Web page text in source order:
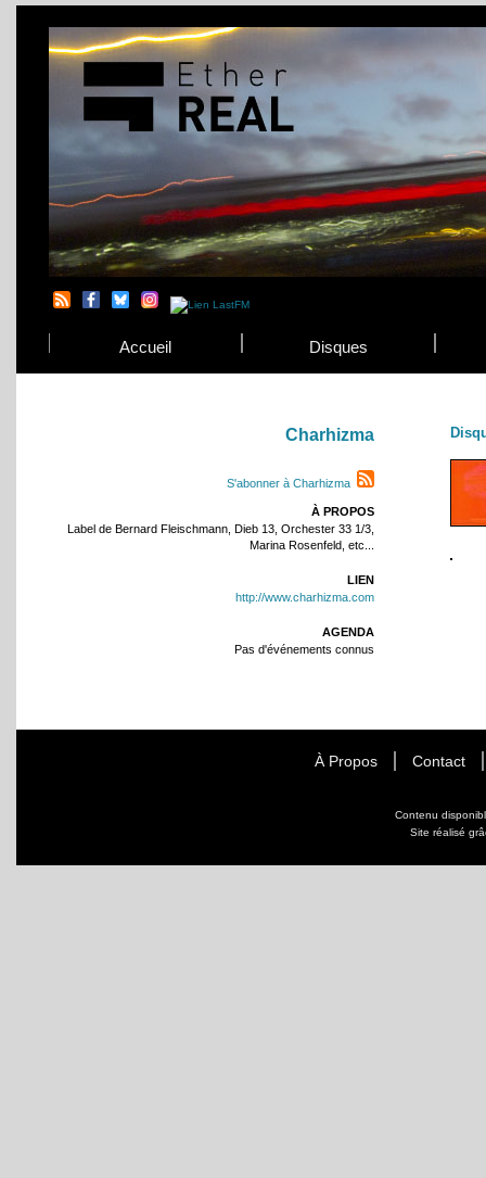
Accueil Disques
Charhizma
S'abonner à Charhizma
À PROPOS
Label de Bernard Fleischmann, Dieb 13, Orchester 33 1/3,
Marina Rosenfeld, etc...
LIEN
http://www.charhizma.com
AGENDA
Pas d'événements connus
À Propos Contact
Contenu
Site réalisé